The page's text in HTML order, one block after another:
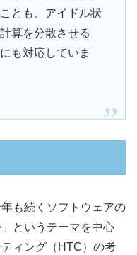
とも、アイドル状
算を分散させる
も対応していま
も続くソフトウェアの
というテーマを中心
ィング（HTC）の考